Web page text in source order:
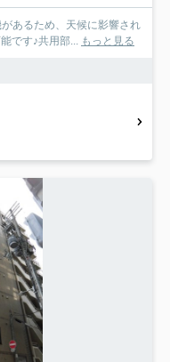
あるため、天候に影響され
です♪共用部... もっと見る